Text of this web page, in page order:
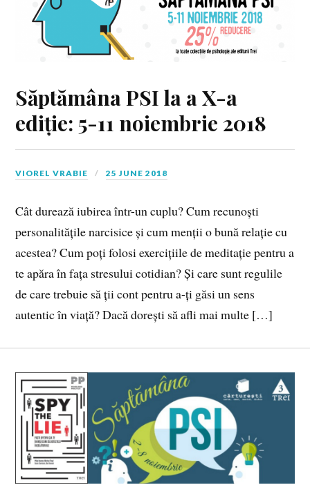
Săptămâna PSI la a X-a
ediție: 5-11 noiembrie 2018
VIOREL VRABIE 25 JUNE 2018
Cât durează iubirea într-un cuplu? Cum recunoști
personalitățile narcisice și cum menții o bună relație cu
acestea? Cum poți folosi exercițiile de meditație pentru a
te apăra în fața stresului cotidian? Și care sunt regulile
de care trebuie să ții cont pentru a-ți găsi un sens
autentic în viață? Dacă dorești să afli mai multe […]